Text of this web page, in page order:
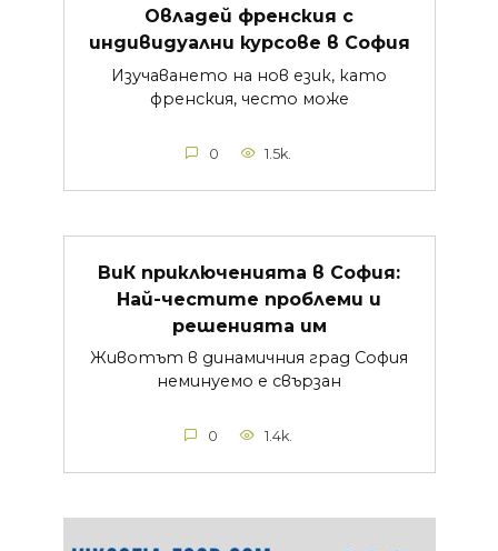
Овладей френския с
индивидуални курсове в София
Изучаването на нов език, като
френския, често може
0 1.5k.
ВиК приключенията в София:
Най-честите проблеми и
решенията им
Животът в динамичния град София
неминуемо е свързан
0 1.4k.